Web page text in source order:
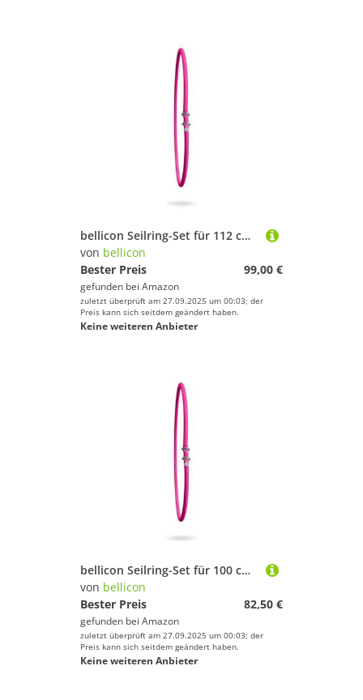
bellicon Seilring-Set für 112 cm Rebounder (Pink – Extra Stark, bis 150 kg) | 36 Original Naturkautschuk Seilringe
von bellicon
Bester Preis
99,00 €
gefunden bei Amazon
zuletzt überprüft am 27.09.2025 um 00:03; der
Preis kann sich seitdem geändert haben.
Keine weiteren Anbieter
bellicon Seilring-Set für 100 cm Rebounder (Pink – Stark, bis 120 kg) | 30 Original Naturkautschuk Seilringe
von bellicon
Bester Preis
82,50 €
gefunden bei Amazon
zuletzt überprüft am 27.09.2025 um 00:03; der
Preis kann sich seitdem geändert haben.
Keine weiteren Anbieter